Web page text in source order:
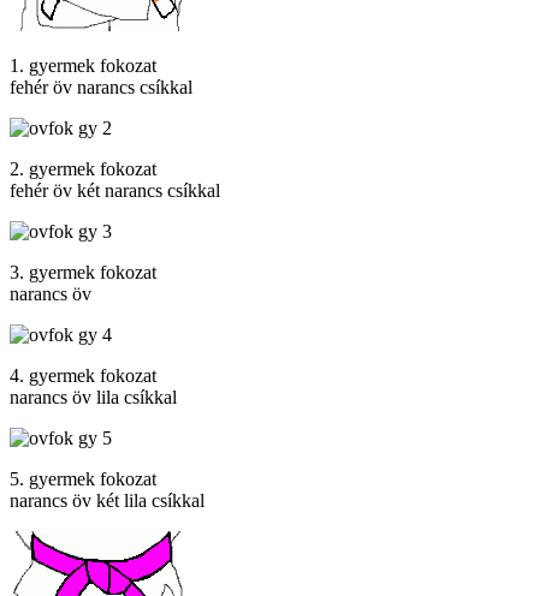
1. gyermek fokozat
fehér öv narancs csíkkal
2. gyermek fokozat
fehér öv két narancs csíkkal
3. gyermek fokozat
narancs öv
4. gyermek fokozat
narancs öv lila csíkkal
5. gyermek fokozat
narancs öv két lila csíkkal